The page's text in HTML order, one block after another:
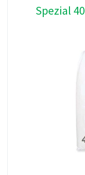
Spezial